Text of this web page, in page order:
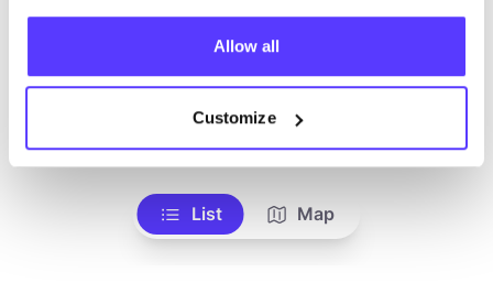
Allow all
Customize
Toon alle winkels
List Map